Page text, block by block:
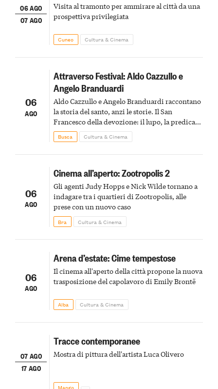
06 AGO
07 AGO
Visita al tramonto per ammirare al città da una
prospettiva privilegiata
Cuneo Cultura & Cinema
06
AGO
Attraverso Festival: Aldo Cazzullo e
Angelo Branduardi
Aldo Cazzullo e Angelo Branduardi raccontano
la storia del santo, anzi le storie. Il San
Francesco della devozione: il lupo, la predica
agli uccelli, le stimmate
Busca Cultura & Cinema
06
AGO
Cinema all’aperto: Zootropolis 2
Gli agenti Judy Hopps e Nick Wilde tornano a
indagare tra i quartieri di Zootropolis, alle
prese con un nuovo caso
Bra Cultura & Cinema
06
AGO
Arena d’estate: Cime tempestose
Il cinema all'aperto della città propone la nuova
trasposizione del capolavoro di Emily Brontë
Alba Cultura & Cinema
07 AGO
17 AGO
Tracce contemporanee
Mostra di pittura dell'artista Luca Olivero
Mango